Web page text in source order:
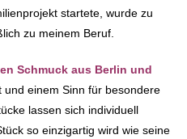
startete, wurde zu
zu meinem Beruf.
Schmuck aus Berlin und
und einem Sinn für besondere
lassen sich individuell
so einzigartig wird wie seine